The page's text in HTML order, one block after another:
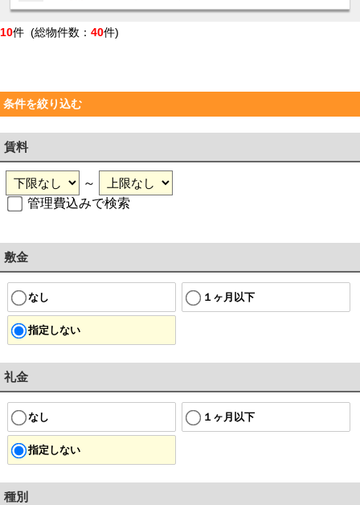
10件 (総物件数： 40件)
条件を絞り込む
賃料
～
管理費込みで検索
敷金
なし １ヶ月以下
指定しない
礼金
なし １ヶ月以下
指定しない
種別